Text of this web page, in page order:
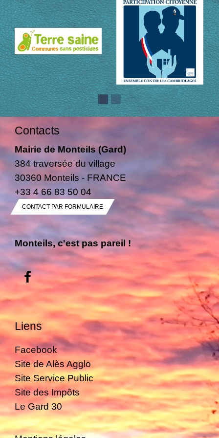
Contacts
Mairie de Monteils (Gard)
384 traversée du village
30360 Monteils - FRANCE
+33 4 66 83 50 04
CONTACT PAR FORMULAIRE
Monteils, c'est pas pareil !
Liens
Facebook
Site de Alès Agglo
Site Service Public
Site des Impôts
Le Gard 30